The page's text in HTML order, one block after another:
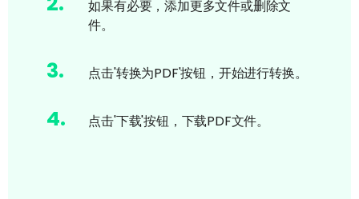
如果有必要，添加更多文件或删除文
件。
3. 点击'转换为PDF'按钮，开始进行转换。
4. 点击'下载'按钮，下载PDF文件。